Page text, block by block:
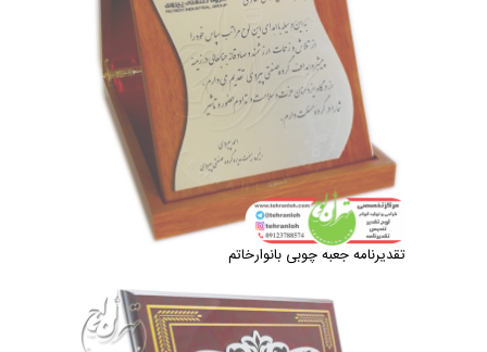
تقدیرنامه جعبه چوبی بانوارخاتم